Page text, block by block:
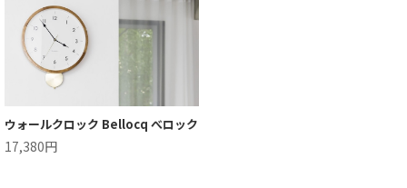
ウォールクロック Bellocq べロック
17,380円